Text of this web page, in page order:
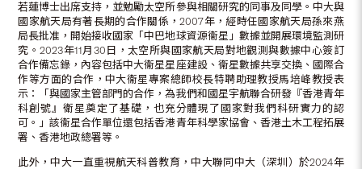
若蓮博士出席支持，並勉勵太空所參與相關研究的同事及同學。中大與
國家航天局有著長期的合作關係，2007年，經時任國家航天局孫來燕
局長批准，開始接收國家「中巴地球資源衞星」數據並開展環境監測研
究。2023年11月30日，太空所與國家航天局對地觀測與數據中心簽訂
合作備忘錄，內容包括中大衞星星座建設、衞星數據共享交換、國際合
作等方面的合作，中大衞星專案總師校長特聘助理教授馬培峰教授表
示：「與國家主管部門的合作，為我們和國星宇航聯合研發『香港青年
科創號』衛星奠定了基礎，也充分體現了國家對我們科研實力的認
可。」該衞星合作單位還包括香港青年科學家協會、香港土木工程拓展
署、香港地政總署等。
此外，中大一直重視航天科普教育，中大聯同中大（深圳）於2024年